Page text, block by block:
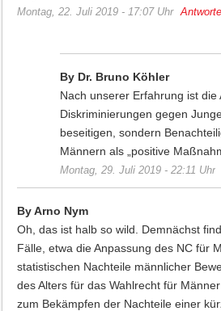
Montag, 22. Juli 2019 - 17:07 Uhr
By Dr. Bruno Köhler
Nach unserer Erfahrung ist die
Diskriminierungen gegen
beseitigen, sondern
Männern als „positive
Montag, 29. Juli 2019 - 22:11 Uhr
By Arno Nym
Oh, das ist halb so wild. Demnächst
Fälle, etwa die Anpassung des NC für
statistischen Nachteile männlicher
des Alters für das Wahlrecht für
zum Bekämpfen der Nachteile einer